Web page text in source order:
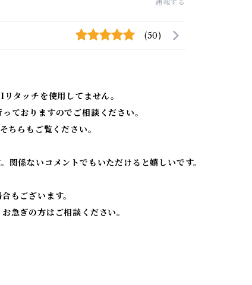
通報する
(50)
タッチを使用してません。
ておりますのでご相談ください。
らもご覧ください。
関係ないコメントでもいただけると嬉しいです。
もございます。
急ぎの方はご相談ください。